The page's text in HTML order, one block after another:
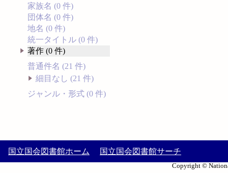
家族名 (0 件)
団体名 (0 件)
地名 (0 件)
統一タイトル (0 件)
著作 (0 件)
普通件名 (21 件)
細目なし (21 件)
ジャンル・形式 (0 件)
国立国会図書館ホーム 国立国会図書館サーチ
Copyright ©